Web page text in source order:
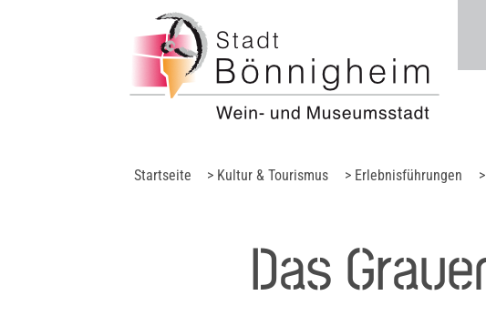
Startseite > Kultur & Tourismus > Erlebnisführungen
Das